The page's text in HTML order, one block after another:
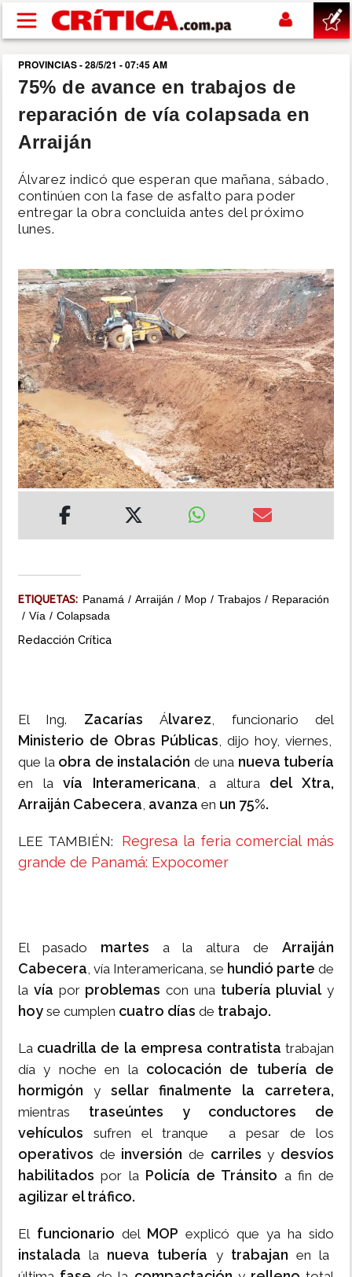
Pasar al contenido principal
buscar
SUCESOS
POLÍTICA
DEPORTES
MUNDO
INSÓLITAS
MULTIMEDIA
IMPRESO
PROVINCIAS - 28/5/21 - 07:45 AM
75% de avance en trabajos de
reparación de vía colapsada en
Arraiján
Álvarez indicó que esperan que mañana, sábado,
continúen con la fase de asfalto para poder
entregar la obra concluida antes del próximo
lunes.
ETIQUETAS: Panamá Arraiján Mop Trabajos
Reparación
Vía
Colapsada
Redacción Crítica
El Ing. Zacarías Álvarez, funcionario del
Ministerio de Obras Públicas, dijo hoy, viernes,
que la obra de instalación de una nueva tubería
en lavía Interamericana, a altura del Xtra,
Arraiján Cabecera, avanza en un 75%.
LEE TAMBIÉN: Regresa la feria comercial más
grande de Panamá: Expocomer
El pasado martes a la altura deArraiján
Cabecera, vía Interamericana, se hundió parte de
la vía porproblemas con una tubería pluvialy
hoy se cumplen cuatro días de trabajo.
La cuadrilla de la empresa contratista trabajan
día y noche en la colocación de tubería de
hormigón y sellar finalmente la carretera,
mientras traseúntes y conductores de
vehículos sufren el tranque a pesar de los
operativos de inversiónde carrilesy desvíos
habilitados por la Policía de Tránsito a fin de
agilizar el tráfico.
El funcionario del MOP explicó que ya ha sido
instalada la nueva tubería y trabajan en la